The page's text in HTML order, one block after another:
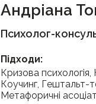
Андріана
Психолог-
Підходи:
Кризова психологія, Казкотерапія,
Коучинг, Гештальт-
Метафоричні